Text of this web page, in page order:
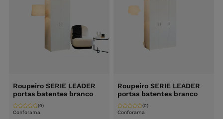
Roupeiro SERIE LEADER
portas batentes branco
Conforama
(0)
Roupeiro SERIE LEADER
portas batentes branco
Conforama
(0)